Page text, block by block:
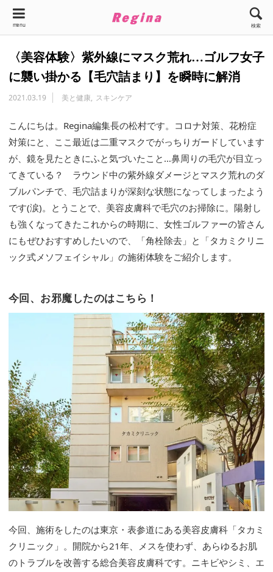
menu 検索
〈美容体験〉紫外線にマスク荒れ…ゴルフ女子
に襲い掛かる【毛穴詰まり】を瞬時に解消
2021.03.19 美と健康 スキンケア
こんにちは。Regina編集長の松村です。コロナ対策、花粉症
対策にと、ここ最近は二重マスクでがっちりガードしています
が、鏡を見たときにふと気づいたこと…鼻周りの毛穴が目立っ
てきている？ ラウンド中の紫外線ダメージとマスク荒れのダ
ブルパンチで、毛穴詰まりが深刻な状態になってしまったよう
です(涙)。とうことで、美容皮膚科で毛穴のお掃除に。陽射し
も強くなってきたこれからの時期に、女性ゴルファーの皆さん
にもぜひおすすめしたいので、「角栓除去」と「タカミクリニ
ック式メソフェイシャル」の施術体験をご紹介します。
今回、お邪魔したのはこちら！
今回、施術をしたのは東京・表参道にある美容皮膚科「タカミ
クリニック」。開院から21年、メスを使わず、あらゆるお肌
のトラブルを改善する総合美容皮膚科です。ニキビやシミ、エ